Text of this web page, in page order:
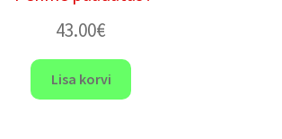
43.00€
Lisa korvi